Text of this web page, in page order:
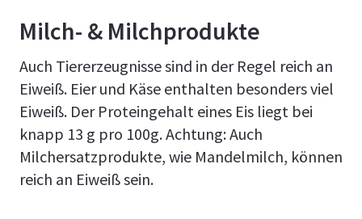
Milch- & Milchprodukte
Auch Tiererzeugnisse sind in der Regel reich an
Eiweiß. Eier und Käse enthalten besonders viel
Eiweiß. Der Proteingehalt eines Eis liegt bei
knapp 13 g pro 100g. Achtung: Auch
Milchersatzprodukte, wie Mandelmilch, können
reich an Eiweiß sein.